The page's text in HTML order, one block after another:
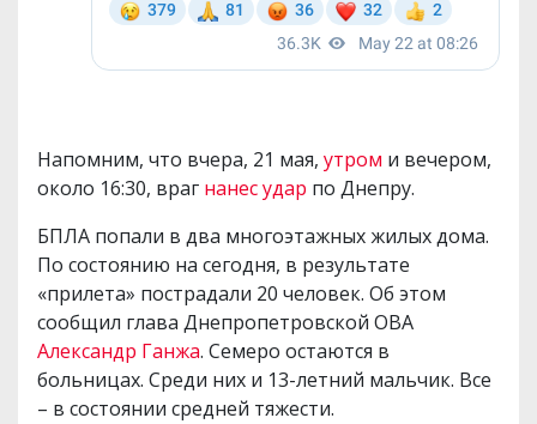
Напомним, что вчера, 21 мая, утром и вечером,
около 16:30, враг нанес удар по Днепру.
БПЛА попали в два многоэтажных жилых дома.
По состоянию на сегодня, в результате
«прилета» пострадали 20 человек. Об этом
сообщил глава Днепропетровской ОВА
Александр Ганжа. Семеро остаются в
больницах. Среди них и 13-летний мальчик. Все
– в состоянии средней тяжести.